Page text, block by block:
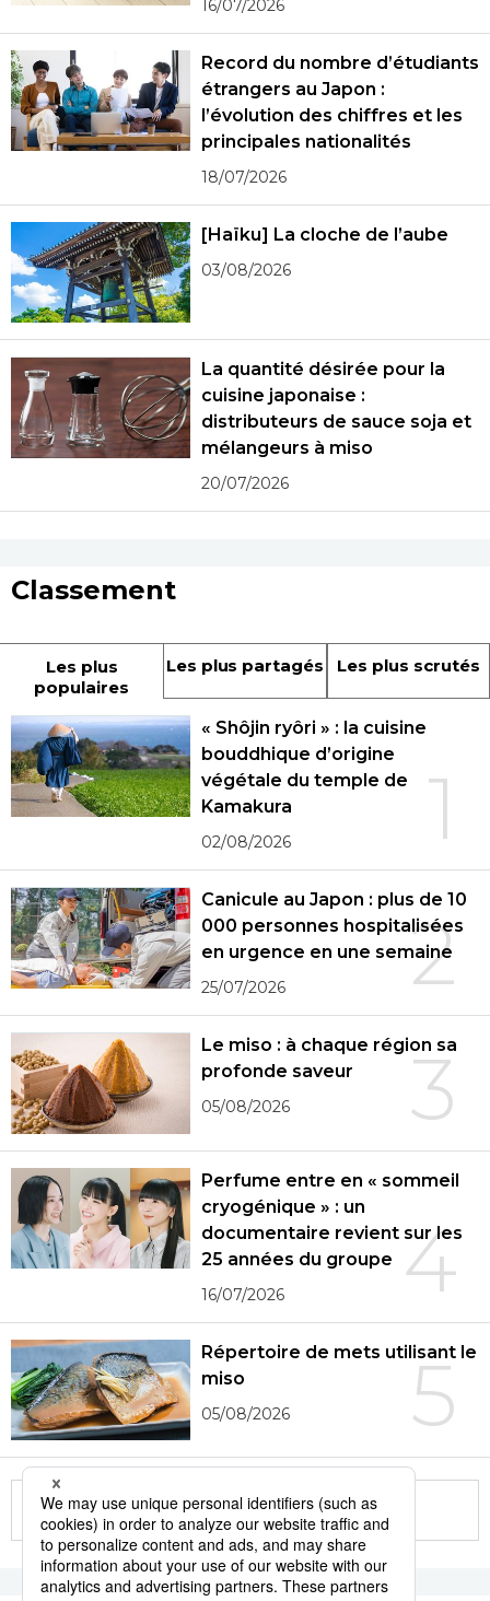
16/07/2026
Record du nombre d’étudiants
étrangers au Japon :
l’évolution des chiffres et les
principales nationalités
18/07/2026
[Haïku] La cloche de l’aube
03/08/2026
La quantité désirée pour la
cuisine japonaise :
distributeurs de sauce soja et
mélangeurs à miso
20/07/2026
Classement
Les plus
populaires
Les plus partagés Les plus scrutés
1
« Shôjin ryôri » : la cuisine
bouddhique d’origine
végétale du temple de
Kamakura
02/08/2026
2
Canicule au Japon : plus de 10
000 personnes hospitalisées
en urgence en une semaine
25/07/2026
3
Le miso : à chaque région sa
profonde saveur
05/08/2026
4
Perfume entre en « sommeil
cryogénique » : un
documentaire revient sur les
25 années du groupe
16/07/2026
5
Répertoire de mets utilisant le
miso
05/08/2026
More in this series